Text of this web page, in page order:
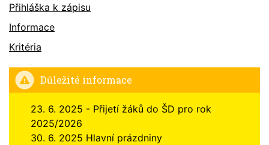
Přihláška k zápisu
Informace
Kritéria
Důležité informace
23. 6. 2025 - Přijetí žáků do ŠD pro rok
2025/2026
30. 6. 2025 Hlavní prázdniny